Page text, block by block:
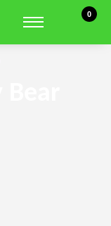
Zobrazit hledání
0
Košík, 0